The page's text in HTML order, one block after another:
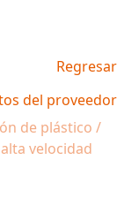
Regresar
del proveedor
de plástico /
velocidad